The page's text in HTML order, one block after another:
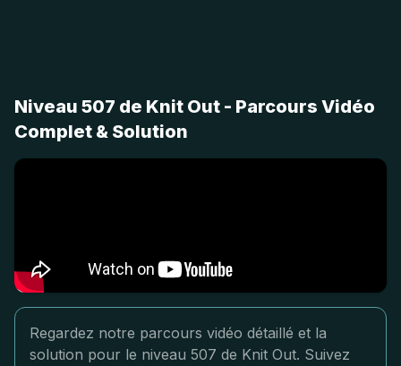
Niveau 507 de Knit Out - Parcours Vidéo
Complet & Solution
Regardez notre parcours vidéo détaillé et la
solution pour le niveau 507 de Knit Out. Suivez